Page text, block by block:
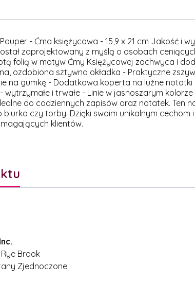
- Ćma księżycowa - 15,9 x 21 cm Jakość i
zaprojektowany z myślą o osobach
folią w motyw Ćmy Księżycowej zachwyca i
ozdobiona sztywna okładka - Praktyczne
na gumkę - Dodatkowa koperta na luźne
wytrzymałe i trwałe - Linie w jasnoszarym
do codziennych zapisów oraz notatek. Ten
czy torby. Dzięki swoim unikalnym
klientów.
Brook
Zjednoczone